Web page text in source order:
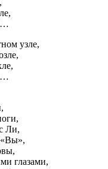
узле,
Ли,
«Вы»,
глазами,